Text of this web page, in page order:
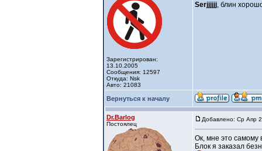
Зарегистрирован:
13.10.2005
Сообщения: 12597
Откуда: Nsk
Авто: 21083
Serjjjjjj, блин
Вернуться к началу
Dr.Barlog
Постоялец
Добавлено: Ср Апр
Ок, мне это самому
Блок я заказал